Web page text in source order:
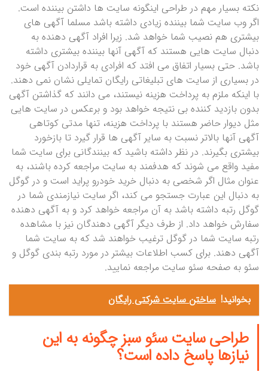
نکته بسیار مهم در طراحی اینگونه سایت ها داشتن بیننده است.
اگر وب سایت شما بیننده زیادی داشته باشد مسلما آگهی های
بیشتری هم نصیب شما خواهد شد. زیرا افراد آگهی دهنده به
دنبال سایت هایی هستند که آگهی آنها بیننده بیشتری داشته
باشد. حتی بسیار اتفاق می افتد که افرادی به قراردادن آگهی خود
در بسیاری از سایت های تبلیغاتی رایگان تمایلی نشان نمی دهند.
با اینکه ملزم به پرداخت هزینه نیستند، می دانند که گذاشتن آگهی
بدون بازدید کننده بی نتیجه خواهد بود و برعکس در سایت هایی
مثل دیوار حاضر هستند با پرداخت هزینه، تنها مدتی کوتاهی
آگهی آنها بالاتر نسبت به سایر آگهی ها قرار گیرد تا بازخورد
بیشتری بگیرند. در نظر داشته باشید که بینندگانی برای سایت شما
مفید واقع می شوند که هدفمند به سایت مراجعه کرده باشند، به
عنوان مثال اگر شخصی به دنبال خرید خودرو پراید است و در گوگل
به دنبال این عبارت جستجو می کند، اگر سایت نیازمندی شما در
گوگل رتبه داشته باشد به آن مراجعه خواهد کرد و به آگهی دهنده
سفارش خواهد داد. از طرف دیگر آگهی دهندگان نیز با مشاهده
رتبه سایت شما در گوگل ترغیب خواهند شد که به سایت شما
آگهی دهند. برای کسب اطلاعات بیشتر در مورد رتبه بندی گوگل و
سئو به صفحه سئو سایت مراجعه نمایید.
بخوانید! ساختن سایت شرکتی رایگان
طراحی سایتسئو سبز چگونه به این
نیازها پاسخ داده است؟